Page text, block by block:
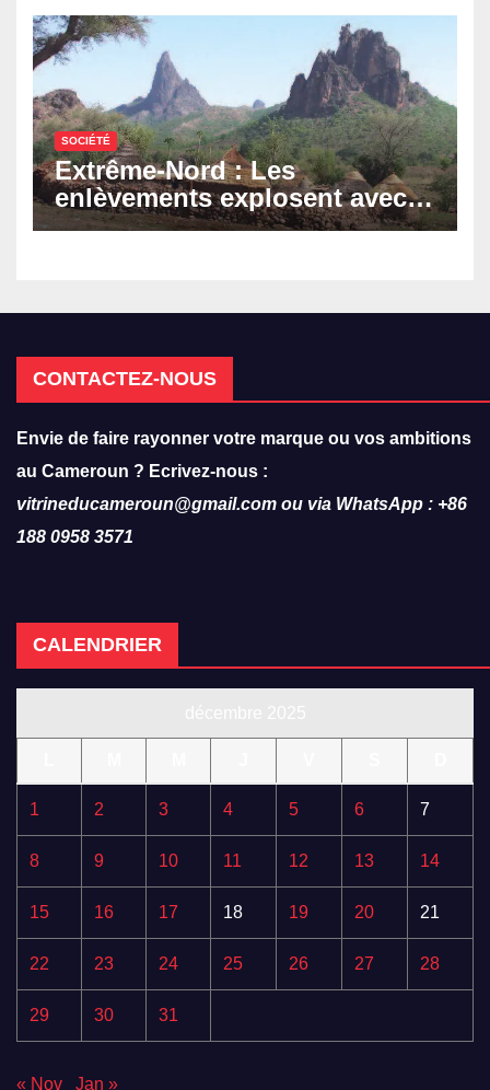
hôtellerie-restauration
SOCIÉTÉ
Extrême-Nord : Les
enlèvements explosent avec
308 victimes en trois mois
CONTACTEZ-NOUS
Envie de faire rayonner votre marque ou vos ambitions
au Cameroun ? Ecrivez-nous :
vitrineducameroun@gmail.com ou via WhatsApp : +86
188 0958 3571
CALENDRIER
1 2 3 4 5 6 7
8 9 10 11 12 13 14
15 16 17 18 19 20 21
22 23 24 25 26 27 28
29 30 31
« Nov Jan »